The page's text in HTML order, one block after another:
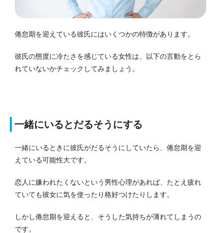
倦怠期を迎えている彼氏にはいくつかの特徴があります。
彼氏の態度に冷たさを感じている女性は、以下の言動をとら
れていないかチェックしてみましょう。
一緒にいるとだるそうにする
一緒にいるときに彼氏がだるそうにしていたら、倦怠期を迎
えている可能性大です。
恋人に嫌われたくないという男性心理があれば、たとえ疲れ
ていても彼女に気を使ったり格好つけたりします。
しかし倦怠期を迎えると、そうした気持ちが薄れてしまうの
です。